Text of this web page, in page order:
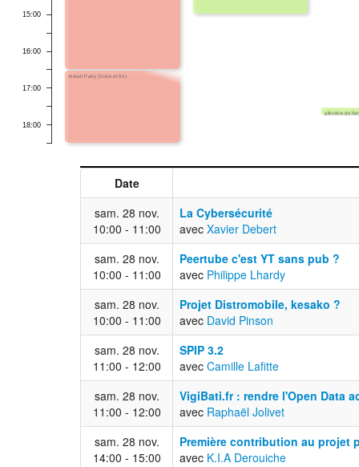
15:00
16:00
17:00
18:00
plénière de
Install Party (Suite et fin)
Date
sam. 28 nov.
10:00 - 11:00
La Cybersécurité
avec Xavier Debert
sam. 28 nov.
10:00 - 11:00
Peertube c'est YT sans pub ?
avec Philippe Lhardy
sam. 28 nov.
10:00 - 11:00
Projet Distromobile, kesako ?
avec David Pinson
sam. 28 nov.
11:00 - 12:00
SPIP 3.2
avec Camille Lafitte
sam. 28 nov.
11:00 - 12:00
VigiBati.fr : rendre l'Open Data
avec Raphaël Jolivet
sam. 28 nov.
14:00 - 15:00
Première contribution au projet
avec K.I.A Derouiche